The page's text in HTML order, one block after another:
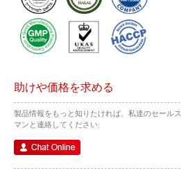
助けや価格を求める
製品情報をもっと知りたければ、私達のセールス
マンと連絡してください: